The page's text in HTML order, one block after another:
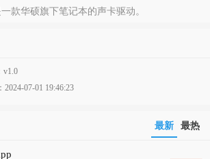
款华硕旗下笔记本的声卡驱动。
v1.0
2024-07-01 19:46:23
最新 最热